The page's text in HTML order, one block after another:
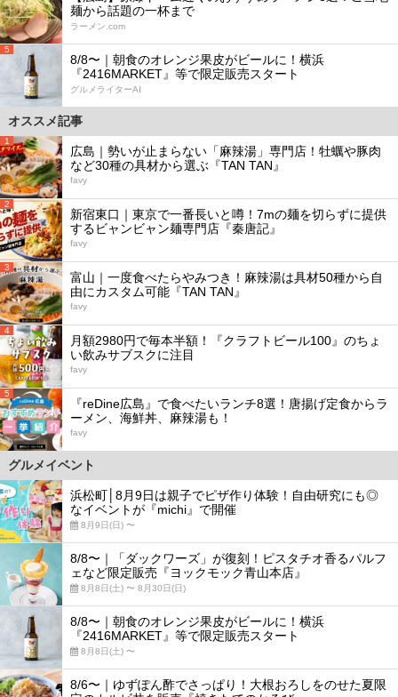
麺から話題の一杯まで
ラーメン.com
5
8/8〜｜朝食のオレンジ果皮がビールに！横浜
『2416MARKET』等で限定販売スタート
グルメライターAI
オススメ記事
1
広島｜勢いが止まらない「麻辣湯」専門店！牡蠣や豚肉
など30種の具材から選ぶ『TAN TAN』
favy
2
新宿東口｜東京で一番長いと噂！7mの麺を切らずに提供
するビャンビャン麺専門店『秦唐記』
favy
3
富山｜一度食べたらやみつき！麻辣湯は具材50種から自
由にカスタム可能『TAN TAN』
favy
4
月額2980円で毎本半額！『クラフトビール100』のちょ
い飲みサブスクに注目
favy
5
『reDine広島』で食べたいランチ8選！唐揚げ定食からラ
ーメン、海鮮丼、麻辣湯も！
favy
グルメイベント
浜松町│8月9日は親子でピザ作り体験！自由研究にも◎
なイベントが『michi』で開催
8月9日(日) 〜
8/8〜｜「ダックワーズ」が復刻！ピスタチオ香るパルフ
ェなど限定販売『ヨックモック青山本店』
8月8日(土) 〜 8月30日(日)
8/8〜｜朝食のオレンジ果皮がビールに！横浜
『2416MARKET』等で限定販売スタート
8月8日(土) 〜
8/6〜｜ゆずぽん酢でさっぱり！大根おろしをのせた夏限